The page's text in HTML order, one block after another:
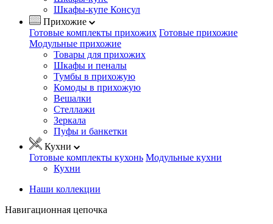
Шкафы-купе Консул
Прихожие
Готовые комплекты прихожих Готовые прихожие
Модульные прихожие
Товары для прихожих
Шкафы и пеналы
Тумбы в прихожую
Комоды в прихожую
Вешалки
Стеллажи
Зеркала
Пуфы и банкетки
Кухни
Готовые комплекты кухонь Модульные кухни
Кухни
Наши коллекции
Навигационная цепочка